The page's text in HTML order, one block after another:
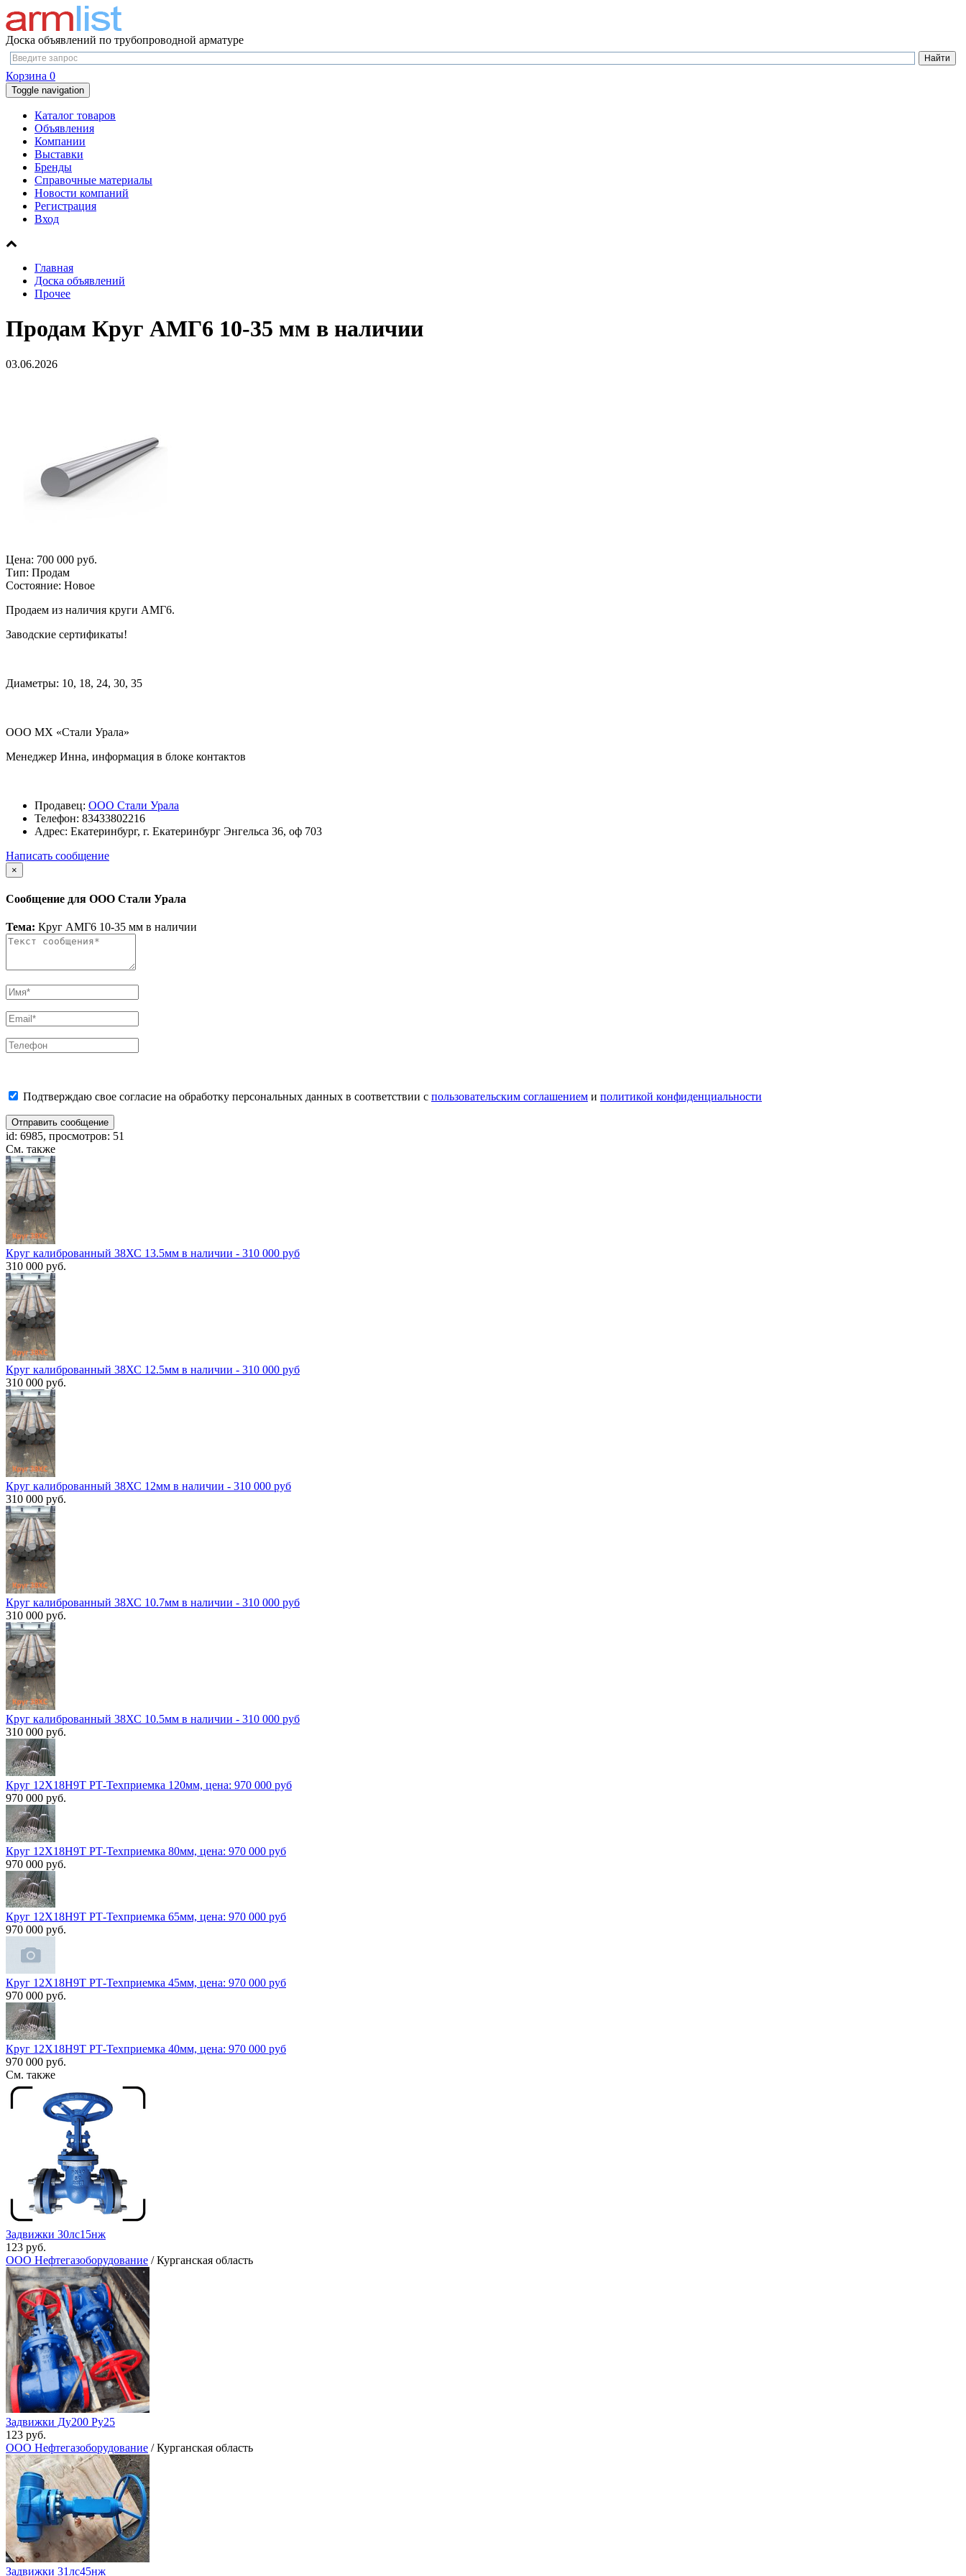
Доска объявлений по трубопроводной арматуре
Корзина 0
Toggle navigation
Каталог товаров
Объявления
Компании
Выставки
Бренды
Справочные материалы
Новости компаний
Регистрация
Вход
Главная
Доска объявлений
Прочее
Продам Круг АМГ6 10-35 мм в наличии
03.06.2026
Цена: 700 000 руб.
Тип: Продам
Состояние: Новое
Продаем из наличия круги АМГ6.
Заводские сертификаты!
Диаметры: 10, 18, 24, 30, 35
ООО МХ «Стали Урала»
Менеджер Инна, информация в блоке контактов
Продавец: ООО Стали Урала
Телефон: 83433802216
Адрес: Екатеринбург, г. Екатеринбург Энгельса 36, оф 703
Написать сообщение
×
Сообщение для ООО Стали Урала
Тема: Круг АМГ6 10-35 мм в наличии
Подтверждаю свое согласие на обработку персональных данных в соответствии с пользовательским соглашением и политикой конфиденциальности
Отправить сообщение
id: 6985, просмотров: 51
См. также
Круг калиброванный 38ХС 13.5мм в наличии - 310 000 руб
310 000 руб.
Круг калиброванный 38ХС 12.5мм в наличии - 310 000 руб
310 000 руб.
Круг калиброванный 38ХС 12мм в наличии - 310 000 руб
310 000 руб.
Круг калиброванный 38ХС 10.7мм в наличии - 310 000 руб
310 000 руб.
Круг калиброванный 38ХС 10.5мм в наличии - 310 000 руб
310 000 руб.
Круг 12Х18Н9Т РТ-Техприемка 120мм, цена: 970 000 руб
970 000 руб.
Круг 12Х18Н9Т РТ-Техприемка 80мм, цена: 970 000 руб
970 000 руб.
Круг 12Х18Н9Т РТ-Техприемка 65мм, цена: 970 000 руб
970 000 руб.
Круг 12Х18Н9Т РТ-Техприемка 45мм, цена: 970 000 руб
970 000 руб.
Круг 12Х18Н9Т РТ-Техприемка 40мм, цена: 970 000 руб
970 000 руб.
См. также
Задвижки 30лс15нж
123 руб.
ООО Нефтегазоборудование / Курганская область
Задвижки Ду200 Ру25
123 руб.
ООО Нефтегазоборудование / Курганская область
Задвижки 31лс45нж